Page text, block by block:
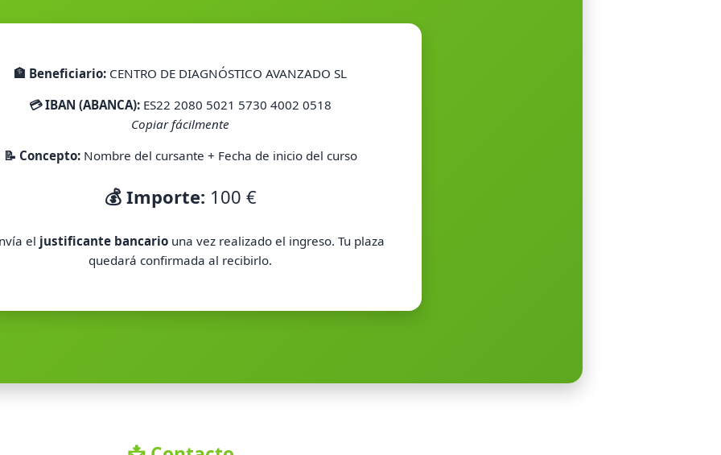
🏦 Beneficiario: CENTRO DE DIAGNÓSTICO AVANZADO SL
💳 IBAN (ABANCA): ES22 2080 5021 5730 4002 0518
Copiar fácilmente
📝 Concepto:Nombre del cursante + Fecha de inicio del curso
💰 Importe: 100 €
el justificante bancariouna vez realizado el ingreso. Tu plaza
quedará confirmada al recibirlo.